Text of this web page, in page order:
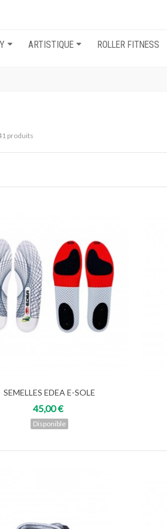
ARTISTIQUE ROLLER FITNESS
produits
Voir
SEMELLES EDEA E-SOLE
45,00 €
Disponible